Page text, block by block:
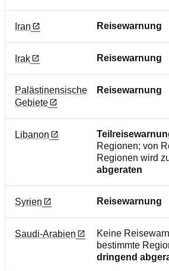
Iran Reisewarnung
Irak Reisewarnung
Palästinensische
Gebiete
Reisewarnung
Libanon
Regionen; von
Regionen wird
abgeraten
Syrien Reisewarnung
Saudi-Arabien
Keine
bestimmte
dringend